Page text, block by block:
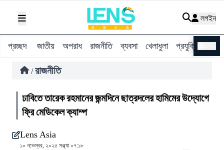
লগইন
প্রচ্ছদ জাতীয় অপরাধ রাজনীতি ব্যবসা খেলাধুলা প্রযুক্তি
/ রাজনীতি
ঢাবিতে তারেক রহমানের জন্মদিনে ছাত্রদলের হামিমের উদ্যোগে
ফ্রি মেডিকেল ক্যাম্প
Lens Asia
১০ নভেম্বর, ২০২৫ সন্ধ্যা ০৭:১৮